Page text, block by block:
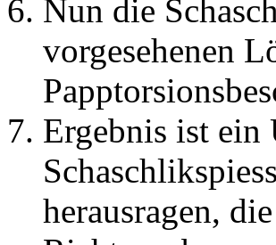
Nun die
vorgesehenen
Ergebnis ist ein
herausragen,